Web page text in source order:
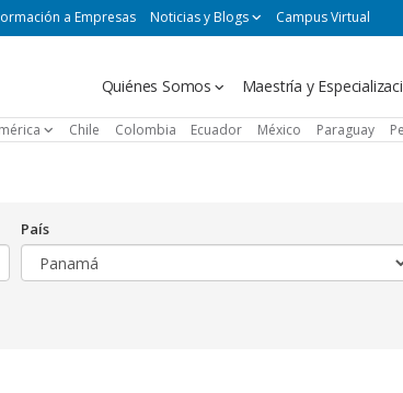
a Empresas Noticias y Blogs Campus Virtual
Navegación
Quiénes Somos Maestría y
Chile Colombia Ecuador México Paraguay
País